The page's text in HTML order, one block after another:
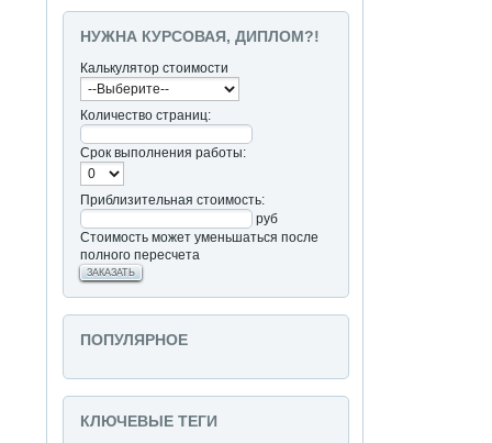
НУЖНА КУРСОВАЯ, ДИПЛОМ?!
Калькулятор стоимости
Количество страниц:
Срок выполнения работы:
Приблизительная стоимость:
руб
Стоимость может уменьшаться после
полного пересчета
ЗАКАЗАТЬ
ПОПУЛЯРНОЕ
КЛЮЧЕВЫЕ ТЕГИ